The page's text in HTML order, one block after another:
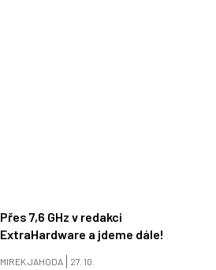
Přes 7,6 GHz v redakci
ExtraHardware a jdeme dále!
MIREK JAHODA 27. 10.